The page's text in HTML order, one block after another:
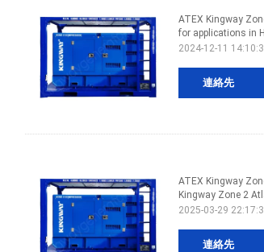
連絡先
ATEX Kingway
for applications in
2024-12-11
連絡先
ATEX Kingway
Kingway Zone 2
2025-03-29